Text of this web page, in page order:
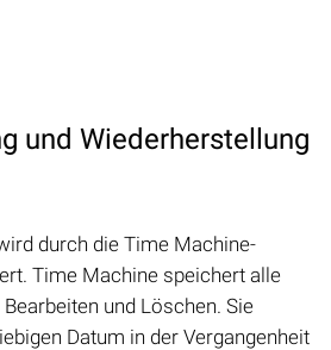
und Wiederherstellung
durch die Time Machine-
Time Machine speichert alle
und Löschen. Sie
Datum in der Vergangenheit